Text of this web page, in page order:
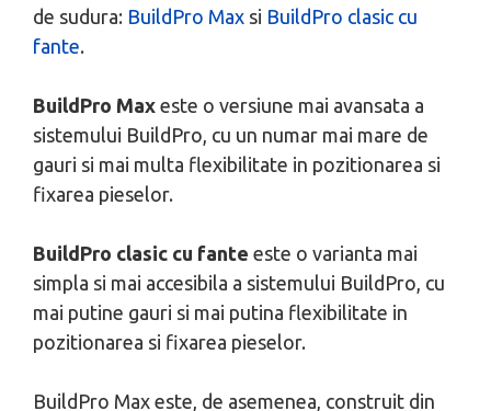
de sudura: BuildPro Max si BuildPro clasic cu
fante.
BuildPro Max este o versiune mai avansata a
sistemului BuildPro, cu un numar mai mare de
gauri si mai multa flexibilitate in pozitionarea si
fixarea pieselor.
BuildPro clasic cu fante este o varianta mai
simpla si mai accesibila a sistemului BuildPro, cu
mai putine gauri si mai putina flexibilitate in
pozitionarea si fixarea pieselor.
BuildPro Max este, de asemenea, construit din